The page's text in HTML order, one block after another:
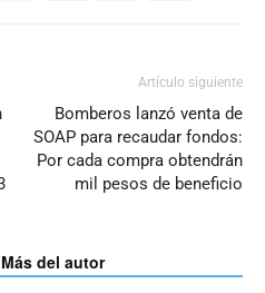
Artículo siguiente
Bomberos lanzó venta de
SOAP para recaudar fondos:
Por cada compra obtendrán
mil pesos de beneficio
Más del autor